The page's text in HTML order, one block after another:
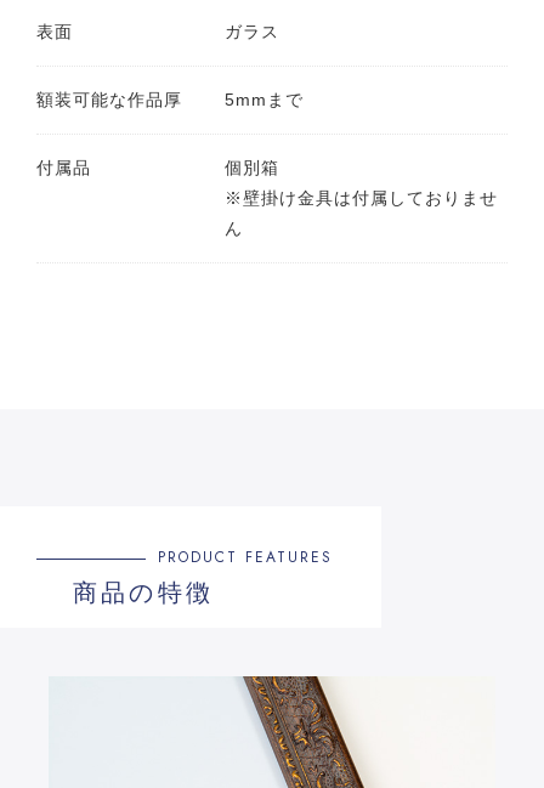
表面 ガラス
額装可能な作品厚 5mmまで
付属品
個別箱
※壁掛け金具は付属しておりませ
ん
PRODUCT FEATURES
商品の特徴